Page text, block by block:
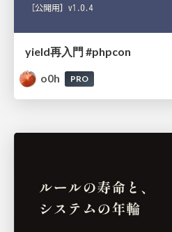
yield再入門 #phpcon
o0h
PRO